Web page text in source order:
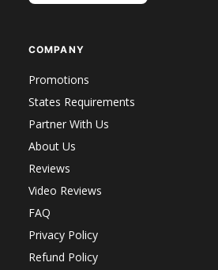
COMPANY
Promotions
States Requirements
Partner With Us
About Us
Reviews
Video Reviews
FAQ
Privacy Policy
Refund Policy